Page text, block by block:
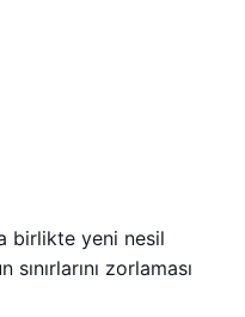
birlikte yeni nesil
zorlaması